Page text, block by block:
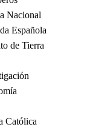
Nacional
Española
de Tierra
Católica